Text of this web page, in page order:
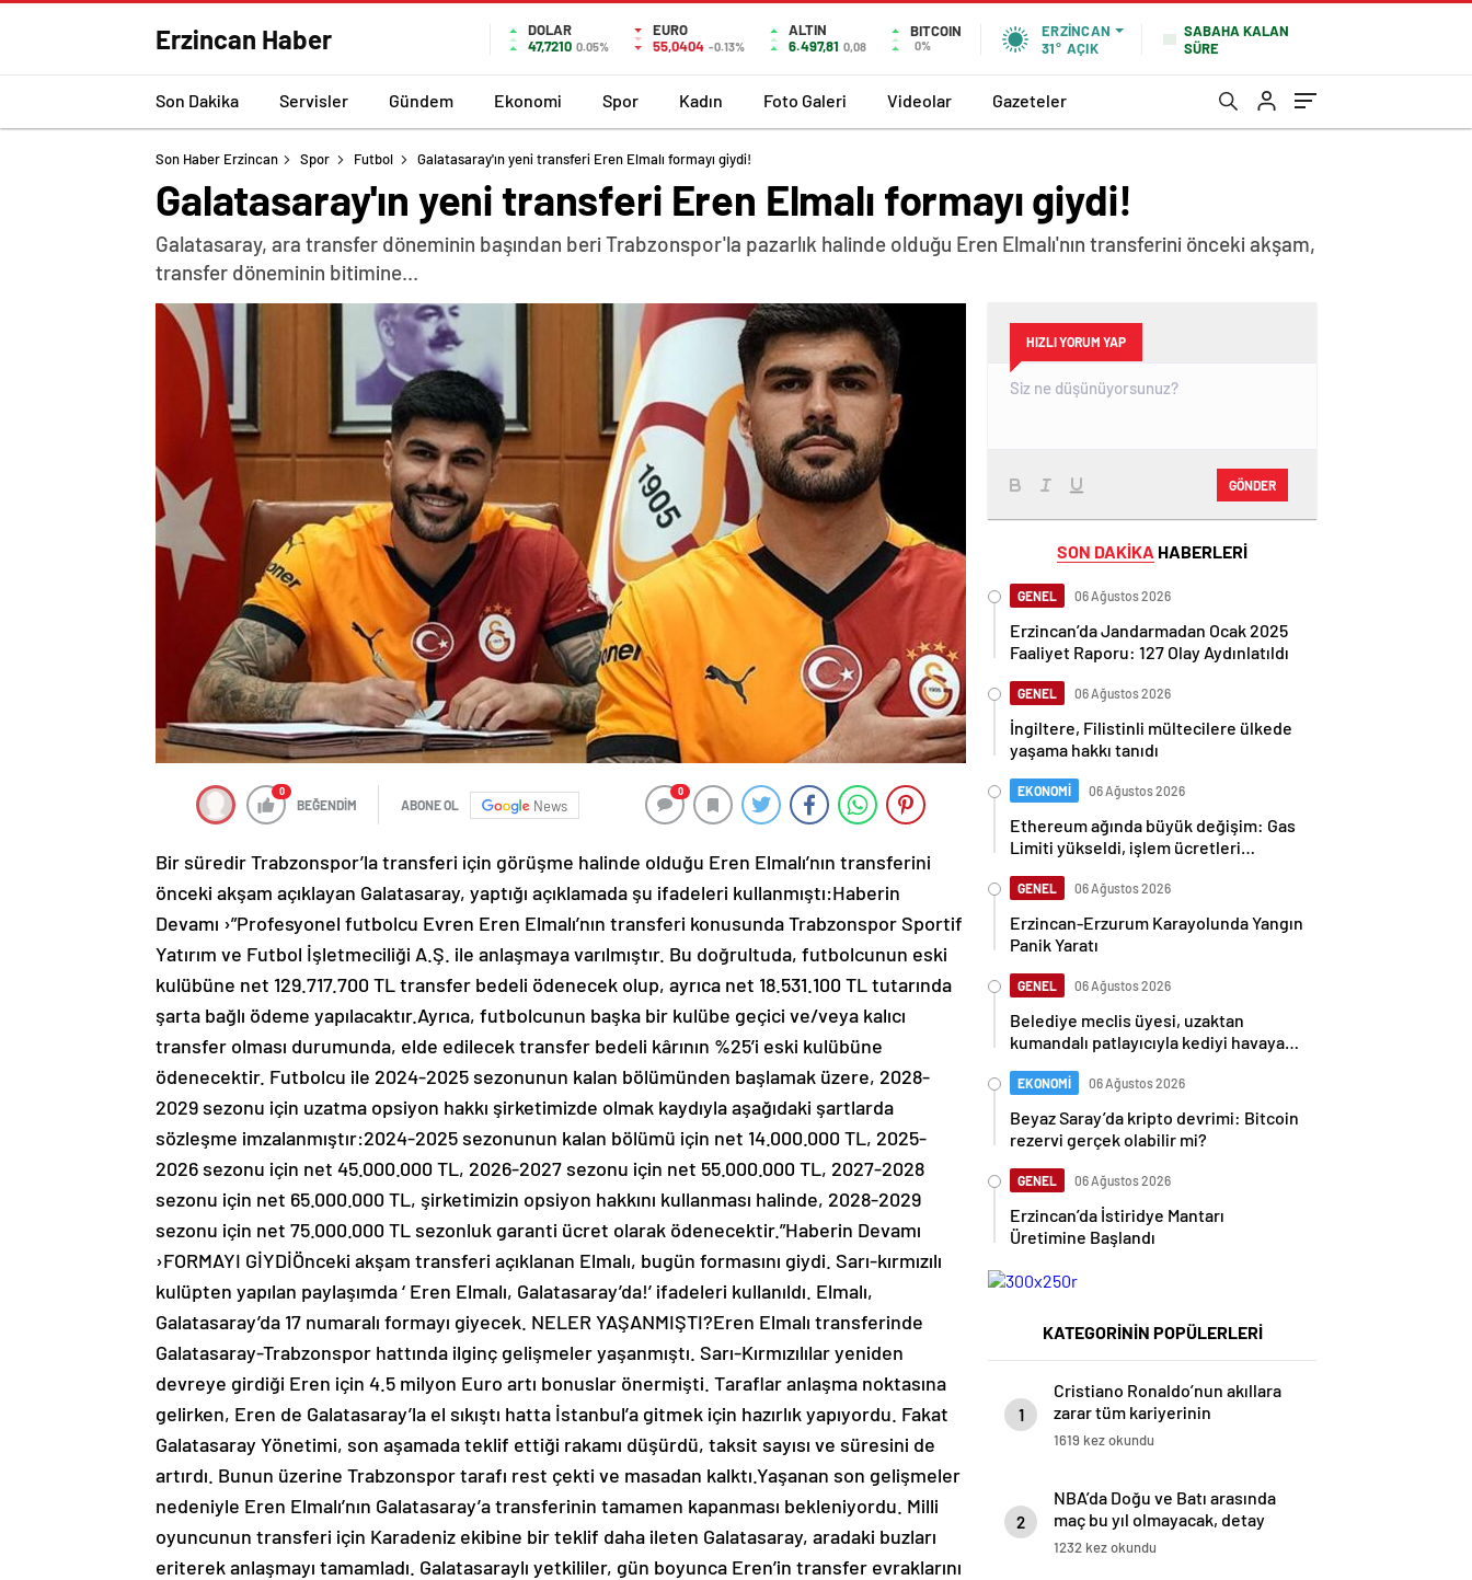
Erzincan Haber
DOLAR
47,7210 0.05%
EURO
55,0404 -0.13%
ALTIN
6.497,81 0,08
BITCOIN
0%
ERZINCAN
31° AÇIK
SABAHA KALAN
SÜRE
Son Dakika Servisler Gündem Ekonomi Spor Kadın Foto Galeri Videolar Gazeteler
Son Haber Erzincan Spor Futbol Galatasaray'ın yeni transferi Eren Elmalı formayı giydi!
Galatasaray'ın yeni transferi Eren Elmalı formayı giydi!
Galatasaray, ara transfer döneminin başından beri Trabzonspor'la pazarlık halinde olduğu Eren Elmalı'nın transferini önceki akşam,
transfer döneminin bitimine...
0
BEĞENDİM ABONE OL News
0
Bir süredir Trabzonspor’la transferi için görüşme halinde olduğu Eren Elmalı’nın transferini
önceki akşam açıklayan Galatasaray, yaptığı açıklamada şu ifadeleri kullanmıştı:Haberin
Devamı ›”Profesyonel futbolcu Evren Eren Elmalı’nın transferi konusunda Trabzonspor Sportif
Yatırım ve Futbol İşletmeciliği A.Ş. ile anlaşmaya varılmıştır. Bu doğrultuda, futbolcunun eski
kulübüne net 129.717.700 TL transfer bedeli ödenecek olup, ayrıca net 18.531.100 TL tutarında
şarta bağlı ödeme yapılacaktır.Ayrıca, futbolcunun başka bir kulübe geçici ve/veya kalıcı
transfer olması durumunda, elde edilecek transfer bedeli kârının %25’i eski kulübüne
ödenecektir. Futbolcu ile 2024-2025 sezonunun kalan bölümünden başlamak üzere, 2028-
2029 sezonu için uzatma opsiyon hakkı şirketimizde olmak kaydıyla aşağıdaki şartlarda
sözleşme imzalanmıştır:2024-2025 sezonunun kalan bölümü için net 14.000.000 TL, 2025-
2026 sezonu için net 45.000.000 TL, 2026-2027 sezonu için net 55.000.000 TL, 2027-2028
sezonu için net 65.000.000 TL, şirketimizin opsiyon hakkını kullanması halinde, 2028-2029
sezonu için net 75.000.000 TL sezonluk garanti ücret olarak ödenecektir.”Haberin Devamı
›FORMAYI GİYDİÖnceki akşam transferi açıklanan Elmalı, bugün formasını giydi. Sarı-kırmızılı
kulüpten yapılan paylaşımda ‘ Eren Elmalı, Galatasaray’da!’ ifadeleri kullanıldı. Elmalı,
Galatasaray’da 17 numaralı formayı giyecek. NELER YAŞANMIŞTI?Eren Elmalı transferinde
Galatasaray-Trabzonspor hattında ilginç gelişmeler yaşanmıştı. Sarı-Kırmızılılar yeniden
devreye girdiği Eren için 4.5 milyon Euro artı bonuslar önermişti. Taraflar anlaşma noktasına
gelirken, Eren de Galatasaray’la el sıkıştı hatta İstanbul’a gitmek için hazırlık yapıyordu. Fakat
Galatasaray Yönetimi, son aşamada teklif ettiği rakamı düşürdü, taksit sayısı ve süresini de
artırdı. Bunun üzerine Trabzonspor tarafı rest çekti ve masadan kalktı.Yaşanan son gelişmeler
nedeniyle Eren Elmalı’nın Galatasaray’a transferinin tamamen kapanması bekleniyordu. Milli
oyuncunun transferi için Karadeniz ekibine bir teklif daha ileten Galatasaray, aradaki buzları
eriterek anlaşmayı tamamladı. Galatasaraylı yetkililer, gün boyunca Eren’in transfer evraklarını
HIZLI YORUM YAP
GÖNDER
SON DAKİKA HABERLERİ
GENEL 06 Ağustos 2026
Erzincan’da Jandarmadan Ocak 2025
Faaliyet Raporu: 127 Olay Aydınlatıldı
GENEL 06 Ağustos 2026
İngiltere, Filistinli mültecilere ülkede
yaşama hakkı tanıdı
EKONOMİ 06 Ağustos 2026
Ethereum ağında büyük değişim: Gas
Limiti yükseldi, işlem ücretleri
GENEL 06 Ağustos 2026
Erzincan-Erzurum Karayolunda Yangın
Panik Yaratı
GENEL 06 Ağustos 2026
Belediye meclis üyesi, uzaktan
kumandalı patlayıcıyla kediyi havaya
EKONOMİ 06 Ağustos 2026
Beyaz Saray’da kripto devrimi: Bitcoin
rezervi gerçek olabilir mi?
GENEL 06 Ağustos 2026
Erzincan’da İstiridye Mantarı
Üretimine Başlandı
KATEGORİNİN POPÜLERLERİ
1
Cristiano Ronaldo’nun akıllara
zarar tüm kariyerinin
istatistiğini çıkardık !
1619 kez okundu
2
NBA’da Doğu ve Batı arasında
maç bu yıl olmayacak, detay
haberimizde.
1232 kez okundu